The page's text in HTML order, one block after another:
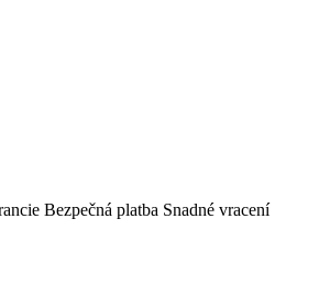
Bezpečná platba Snadné vracení